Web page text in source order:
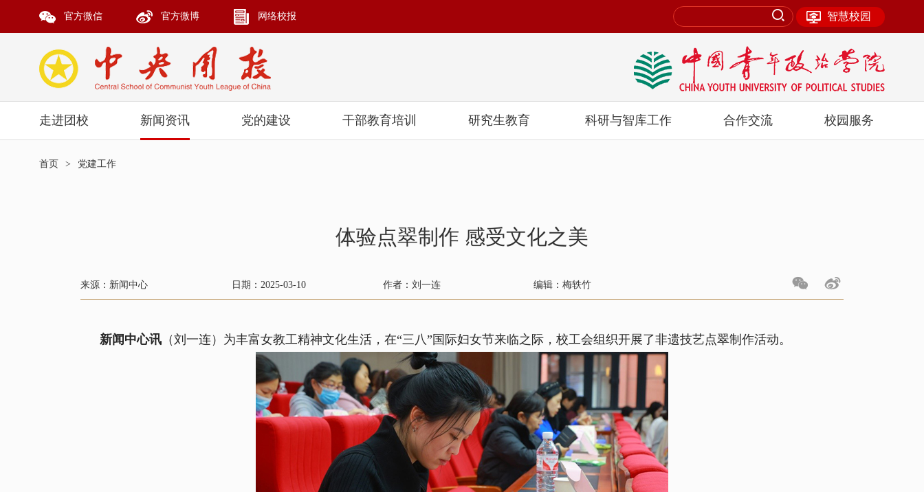
官方微信 官方微博 网络校报 智慧校园
走进团校 新闻资讯 党的建设 干部教育培训 研究生教育 科研与智库工作 合作交流 校园服务
首页 > 党建工作
体验点翠制作 感受文化之美
来源：新闻中心 日期：2025-03-10 作者：刘一连 编辑：梅轶竹
新闻中心讯 （刘一连）为丰富女教工精神文化生活，在“三八”国际妇女节来临之际，校工会组织开展了非遗技艺点翠制作活动。